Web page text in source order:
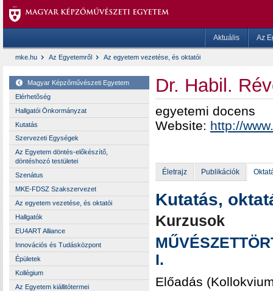
Aktuális Az
mke.hu Az Egyetemről Az egyetem vezetése, és oktatói
Magyar Képzőművészeti Egyetem
Elérhetõség
Hallgatói Önkormányzat
Kutatás
Szervezeti Egységek
Az Egyetem döntés-előkészítő,
döntéshozó testületei
Szenátus
MKE-FDSZ Szakszervezet
Az egyetem vezetése, és oktatói
Hallgatók
EU4ART Alliance
Innovációs és Tudásközpont
Épületek
Kollégium
Az Egyetem kiállitótermei
Dr. Habil.
egyetemi docens
Website: http://
Életrajz Publikációk
Kutatás,
Kurzusok
I.
Előadás